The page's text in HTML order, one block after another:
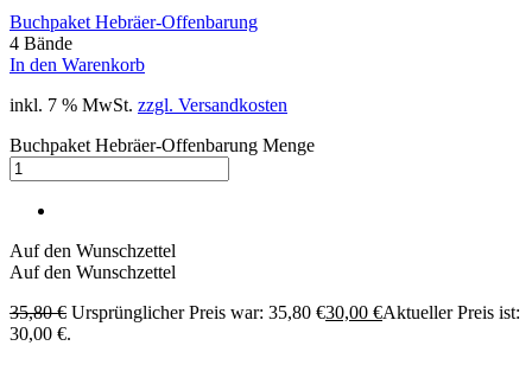
Buchpaket Hebräer-Offenbarung
4 Bände
In den Warenkorb
inkl. 7 % MwSt. zzgl. Versandkosten
Buchpaket Hebräer-Offenbarung Menge
Auf den Wunschzettel
Auf den Wunschzettel
35,80€ Ursprünglicher Preis war: 35,80 €30,00 €Aktueller Preis ist:
30,00 €.